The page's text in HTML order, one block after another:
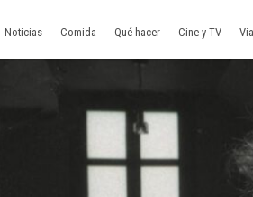
Noticias Comida Qué hacer Cine y TV